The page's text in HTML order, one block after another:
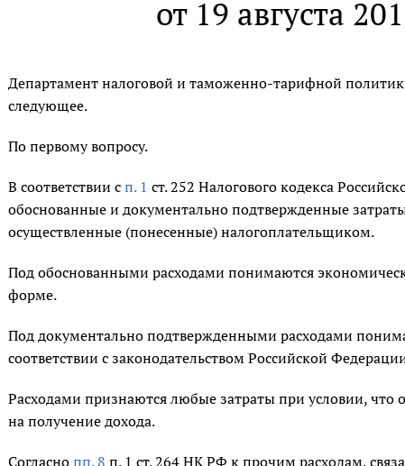
от 19 августа
Департамент налоговой и таможенно-тарифной
следующее.
По первому вопросу.
В соответствии с п. 1 ст. 252 Налогового кодекса
обоснованные и документально подтвержденные
осуществленные (понесенные) налогоплательщиком.
Под обоснованными расходами понимаются
форме.
Под документально подтвержденными расходами
соответствии с законодательством Российской
Расходами признаются любые затраты при условии, что
на получение дохода.
Согласно пп. 8 п. 1 ст. 264 НК РФ к прочим расходам,